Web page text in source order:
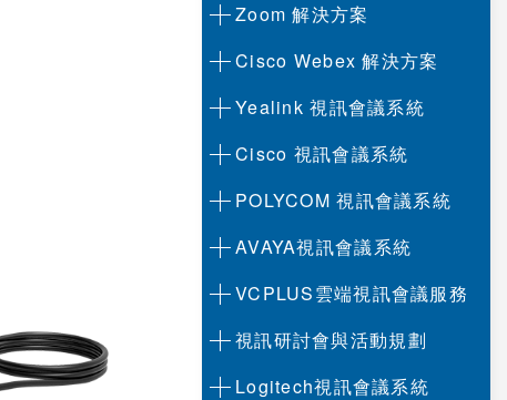
Zoom 解決方案
Cisco Webex 解決方案
Yealink 視訊會議系統
Cisco 視訊會議系統
POLYCOM 視訊會議系統
AVAYA視訊會議系統
VCPLUS雲端視訊會議服務
視訊研討會與活動規劃
Logitech視訊會議系統